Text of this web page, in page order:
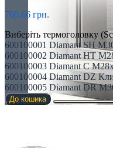
760.66 грн.
Виберіть термоголовку
600100001 Diamant SH
600100002 Diamant HT
600100003 Diamant C
600100004 Diamant DZ
600100005 Diamant DR
До кошика